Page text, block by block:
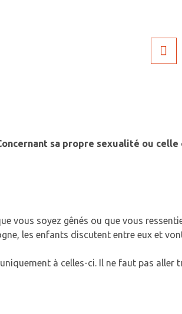
sa propre sexualité ou celle
vous soyez gênés ou que vous
les enfants discutent entre eux et
à celles-ci. Il ne faut pas aller